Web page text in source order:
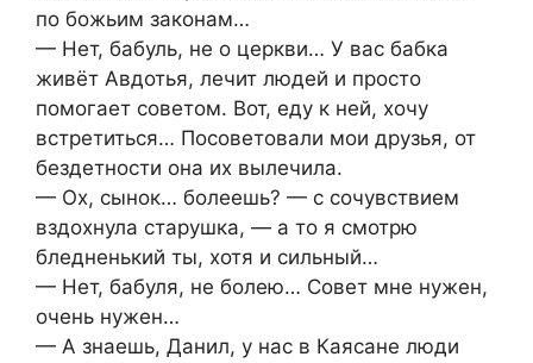
по божьим законам…
— Нет, бабуль, не о церкви… У вас бабка
живёт Авдотья, лечит людей и просто
помогает советом. Вот, еду к ней, хочу
встретиться… Посоветовали мои друзья, от
бездетности она их вылечила.
— Ох, сынок… болеешь? — с сочувствием
вздохнула старушка, — а то я смотрю
бледненький ты, хотя и сильный…
— Нет, бабуля, не болею… Совет мне нужен,
очень нужен…
— А знаешь, Данил, у нас в Каясане люди